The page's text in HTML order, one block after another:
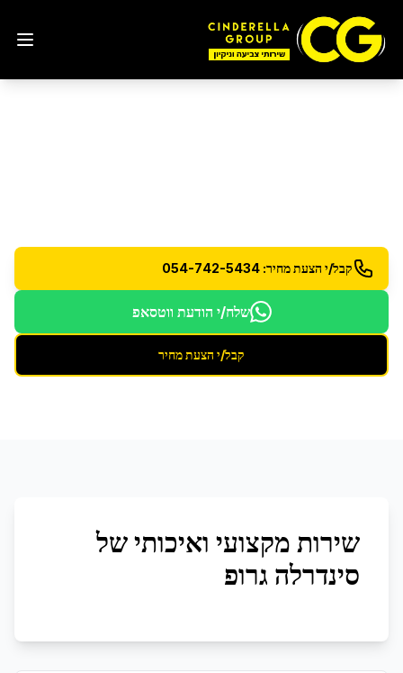
קבל/י הצעת מחיר: 054-742-5434
שלח/י הודעת ווטסאפ
קבל/י הצעת מחיר
שירות מקצועי ואיכותי של
סינדרלה גרופ